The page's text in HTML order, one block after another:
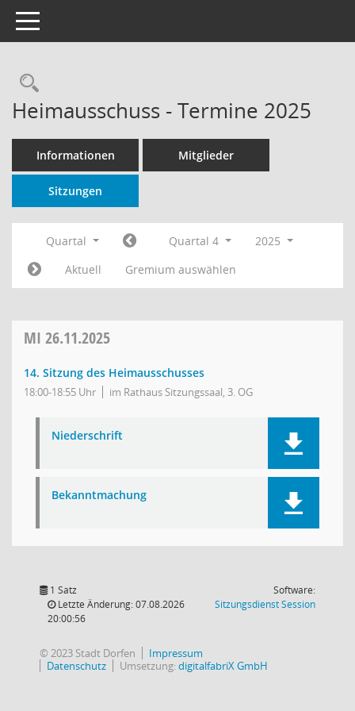
Toggle navigation
Rechercheauswahl
Heimausschuss - Termine 2025
Informationen Mitglieder
Sitzungen
Quartal Quartal 4
2025
Aktuell
Gremium auswählen
MI 26.11.2025
14. Sitzung des Heimausschusses
18:00-18:55 Uhr im Rathaus Sitzungssaal, 3. OG
Niederschrift
Bekanntmachung
1 Satz
Letzte Änderung: 07.08.2026
20:00:56
Software:
SitzungsdienstSession(Wird in
© 2023 Stadt Dorfen
Impressum
Datenschutz
Umsetzung:digitalfabriX GmbH